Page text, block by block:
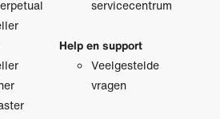
servicecentrum
Help en support
Veelgestelde
vragen